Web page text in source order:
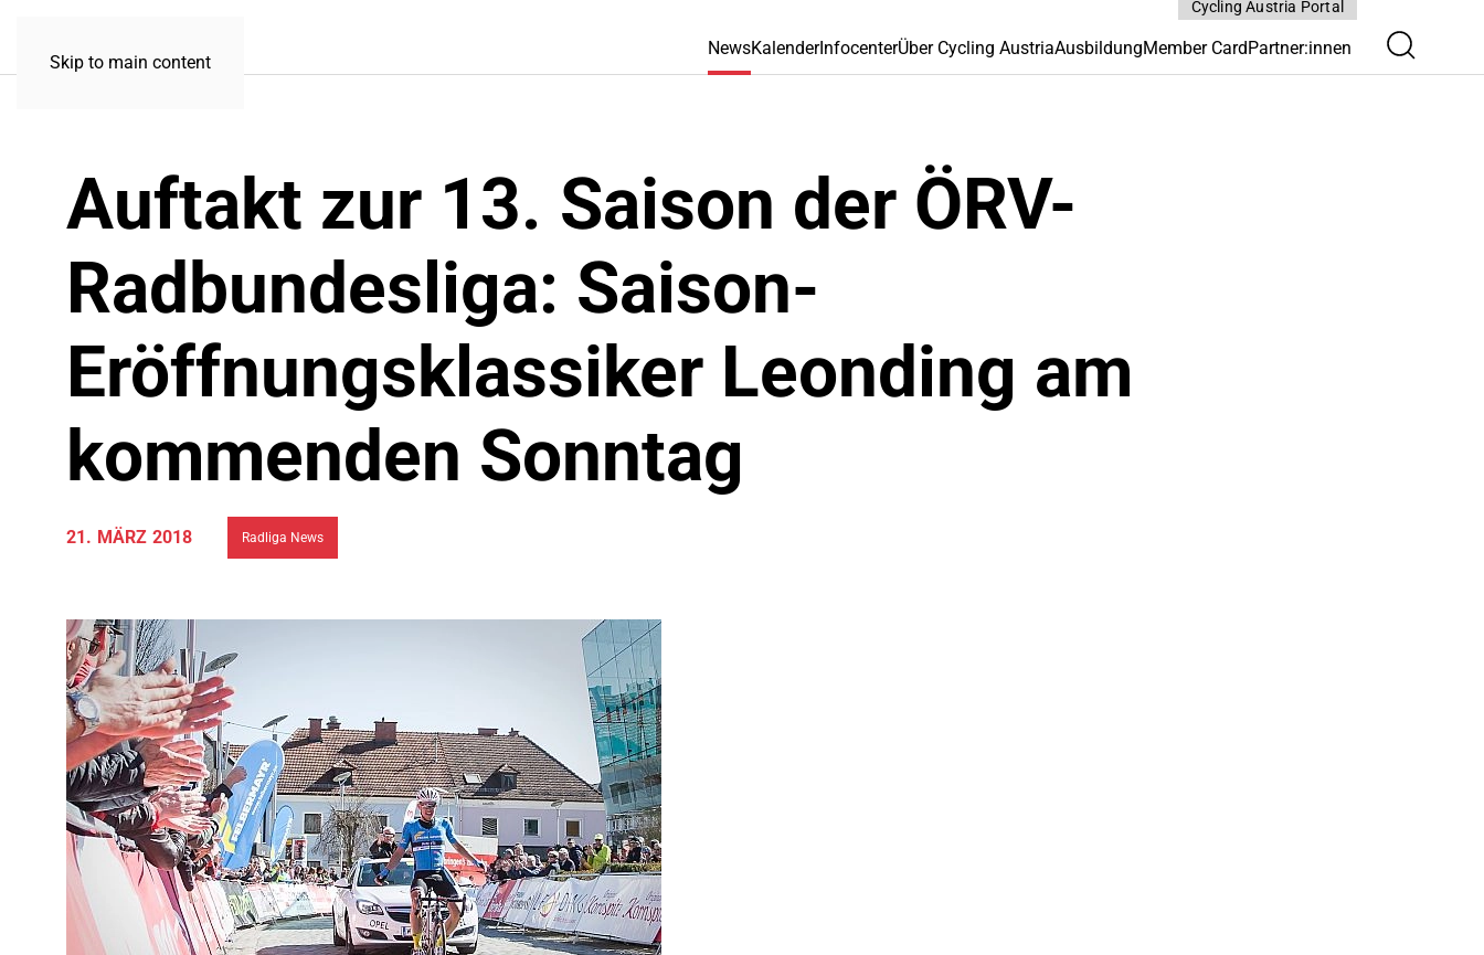
Skip to main content
NewsKalenderInfocenterÜber Cycling AustriaAusbildungMember CardPartner:innen
Cycling Austria Portal
Auftakt zur 13. Saison der ÖRV-
Radbundesliga: Saison-
Eröffnungsklassiker Leonding am
kommenden Sonntag
21. MÄRZ 2018 Radliga News